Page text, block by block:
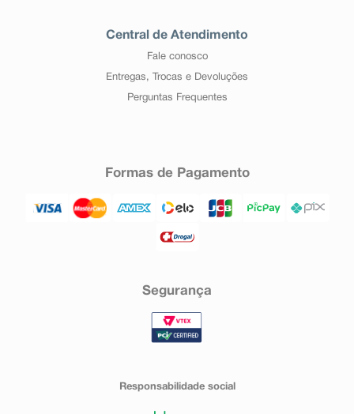
Central de Atendimento
Fale conosco
Entregas, Trocas e Devoluções
Perguntas Frequentes
Formas de Pagamento
Segurança
Responsabilidade social